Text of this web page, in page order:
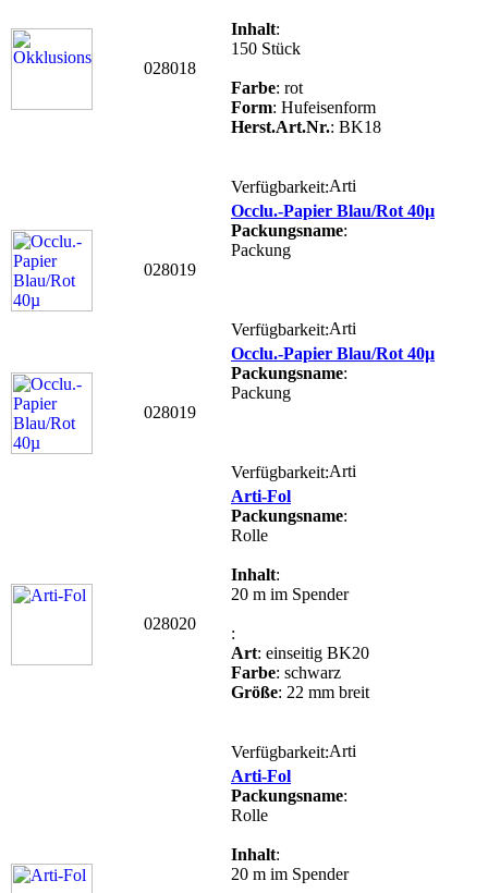
028018
Inhalt:
150 Stück
Farbe: rot
Form: Hufeisenform
Herst.Art.Nr.: BK18
Verfügbarkeit:
028019
Occlu.-Papier Blau/Rot 40µ
Packungsname:
Packung
Verfügbarkeit:
028019
Occlu.-Papier Blau/Rot 40µ
Packungsname:
Packung
Verfügbarkeit:
028020
Arti-Fol
Packungsname:
Rolle
Inhalt:
20 m im Spender
:
Art: einseitig BK20
Farbe: schwarz
Größe: 22 mm breit
Verfügbarkeit:
Arti-Fol
Packungsname:
Rolle
Inhalt:
20 m im Spender